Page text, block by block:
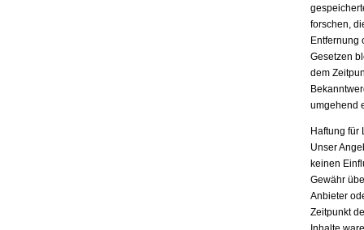
forschen,
Entfernung
Gesetzen
dem
umgehend
Haftung für
Unser
keinen
Gewähr
Anbieter
Zeitpunkt